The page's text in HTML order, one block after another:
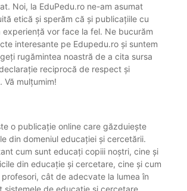
Noi, la EduPedu.ro ne-am asumat
etică și sperăm că și publicațiile cu
experiență vor face la fel. Ne bucurăm
interesante pe Edupedu.ro și suntem
rugămintea noastră de a cita sursa
reciprocă de respect și
Vă mulțumim!
o publicație online care găzduiește
din domeniul educației și cercetării.
cum sunt educați copiii noștri, cine și
din educație și cercetare, cine și cum
cât de adecvate la lumea în